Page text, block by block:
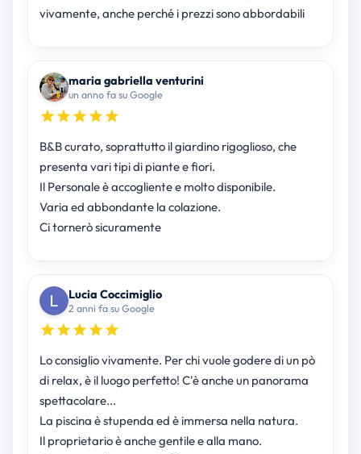
vivamente, anche perché i prezzi sono abbordabili
maria gabriella venturini
un anno fa su Google
B&B curato, soprattutto il giardino rigoglioso, che
presenta vari tipi di piante e fiori.
Il Personale è accogliente e molto disponibile.
Varia ed abbondante la colazione.
Ci tornerò sicuramente
Lucia Coccimiglio
2 anni fa su Google
Lo consiglio vivamente. Per chi vuole godere di un pò
di relax, è il luogo perfetto! C'è anche un panorama
spettacolare...
La piscina è stupenda ed è immersa nella natura.
Il proprietario è anche gentile e alla mano.